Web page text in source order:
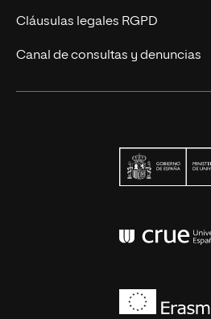
Cláusulas legales RGPD
Canal de consultas y denuncias